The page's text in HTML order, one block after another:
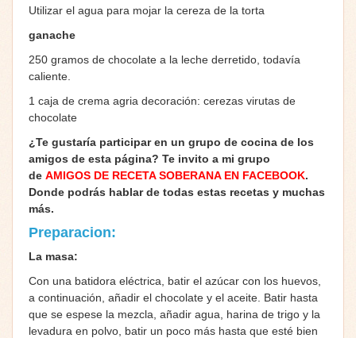
Utilizar el agua para mojar la cereza de la torta
ganache
250 gramos de chocolate a la leche derretido, todavía
caliente.
1 caja de crema agria decoración: cerezas virutas de
chocolate
¿Te gustaría participar en un grupo de cocina de los
amigos de esta página? Te invito a mi grupo
de AMIGOS DE RECETA SOBERANA EN FACEBOOK.
Donde podrás hablar de todas estas recetas y muchas
más.
Preparacion:
La masa:
Con una batidora eléctrica, batir el azúcar con los huevos,
a continuación, añadir el chocolate y el aceite. Batir hasta
que se espese la mezcla, añadir agua, harina de trigo y la
levadura en polvo, batir un poco más hasta que esté bien